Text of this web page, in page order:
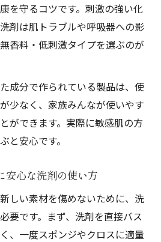
を守るコツです。刺激の強い化
剤は肌トラブルや呼吸器への影
香料・低刺激タイプを選ぶのが
成分で作られている製品は、使
少なく、家族みんなが使いやす
ができます。実際に敏感肌の方
と安心です。
安心な洗剤の使い方
しい素材を傷めないために、洗
要です。まず、洗剤を直接バス
、一度スポンジやクロスに適量